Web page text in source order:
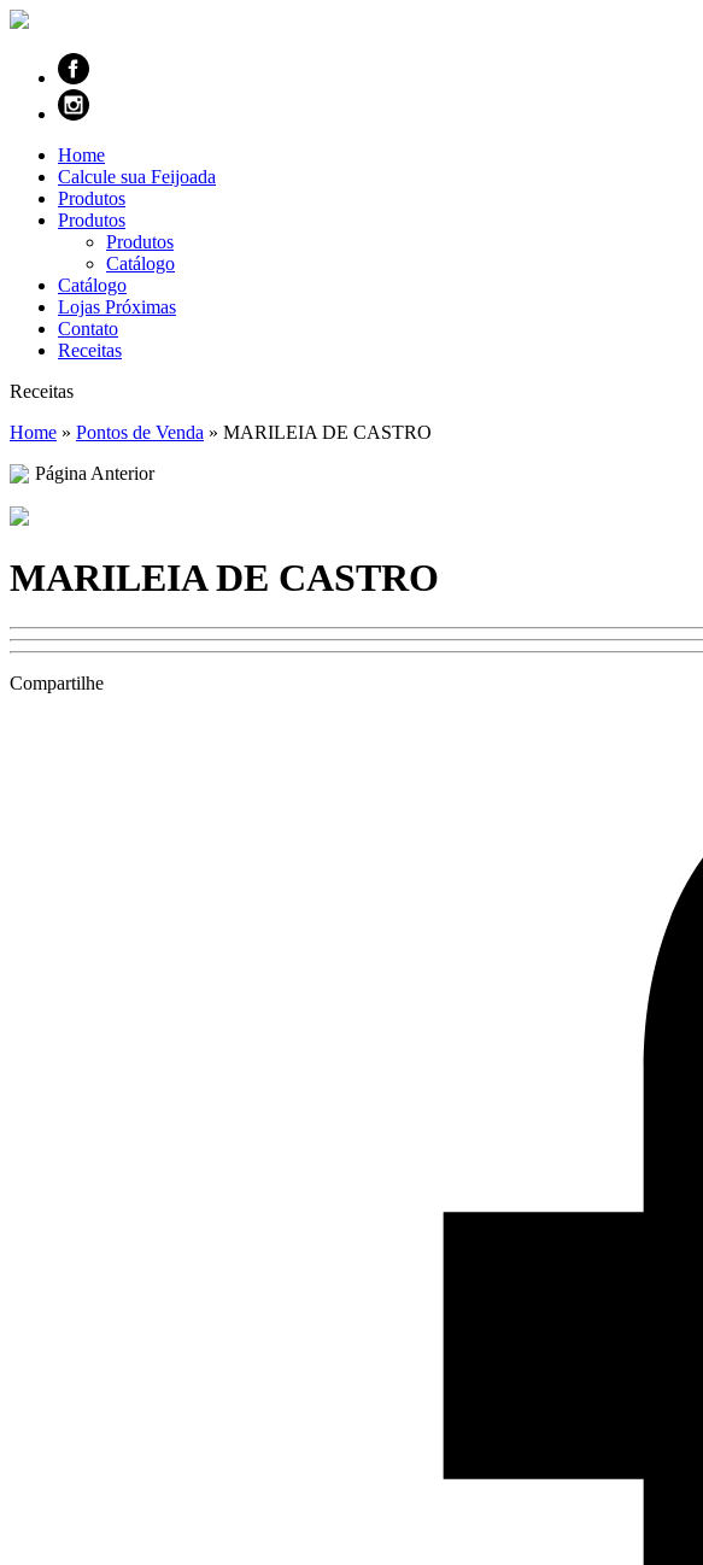
Home
Calcule sua Feijoada
Produtos
Produtos
Produtos
Catálogo
Catálogo
Lojas Próximas
Contato
Receitas
Receitas
Home » Pontos de Venda » MARILEIA DE CASTRO
Página Anterior
MARILEIA DE CASTRO
Compartilhe